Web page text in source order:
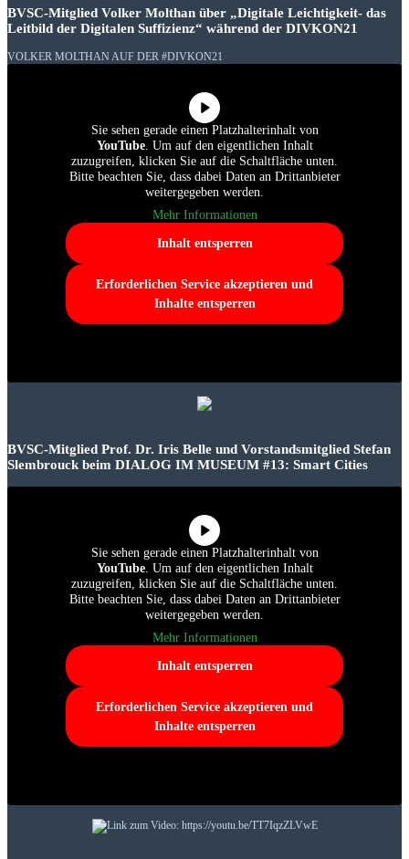
BVSC-Mitglied Volker Molthan über „Digitale Leichtigkeit- das
Leitbild der Digitalen Suffizienz“ während der DIVKON21
VOLKER MOLTHAN AUF DER #DIVKON21
Sie sehen gerade einen Platzhalterinhalt von
YouTube. Um auf den eigentlichen Inhalt
zuzugreifen, klicken Sie auf die Schaltfläche unten.
Bitte beachten Sie, dass dabei Daten an Drittanbieter
weitergegeben werden.
Mehr Informationen
Inhalt entsperren
Erforderlichen Service akzeptieren und
Inhalte entsperren
BVSC-Mitglied Prof. Dr. Iris Belle und Vorstandsmitglied Stefan
Slembrouck beim DIALOG IM MUSEUM #13: Smart Cities
Sie sehen gerade einen Platzhalterinhalt von
YouTube. Um auf den eigentlichen Inhalt
zuzugreifen, klicken Sie auf die Schaltfläche unten.
Bitte beachten Sie, dass dabei Daten an Drittanbieter
weitergegeben werden.
Mehr Informationen
Inhalt entsperren
Erforderlichen Service akzeptieren und
Inhalte entsperren